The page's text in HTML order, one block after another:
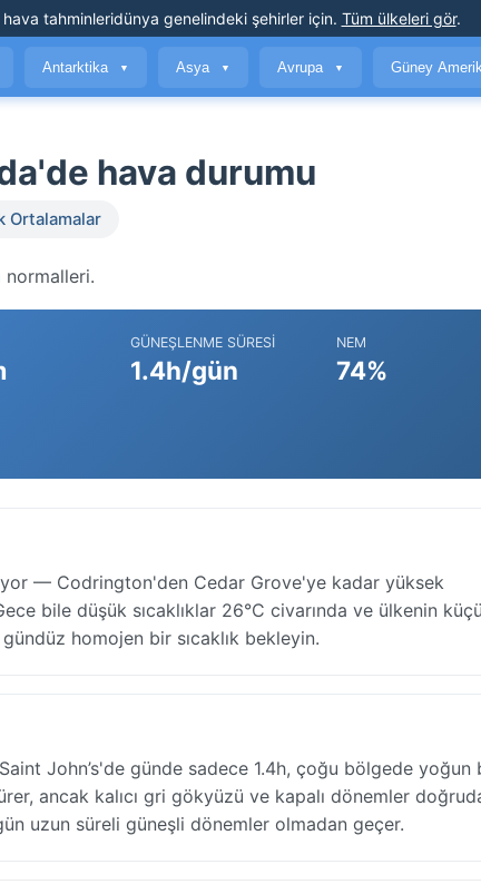
tahminleridünya genelindeki şehirler için. Tüm ülkeleri gör.
Antarktika ▼ Asya ▼ Avrupa ▼ Güney
hava durumu
Ortalamalar
normalleri.
GÜNEŞLENME SÜRESI
1.4h/gün
NEM
74%
— Codrington'den Cedar Grove'ye kadar yüksek
bile düşük sıcaklıklar 26°C civarında ve ülkenin
homojen bir sıcaklık bekleyin.
John’s'de günde sadece 1.4h, çoğu bölgede yoğun
ancak kalıcı gri gökyüzü ve kapalı dönemler
uzun süreli güneşli dönemler olmadan geçer.